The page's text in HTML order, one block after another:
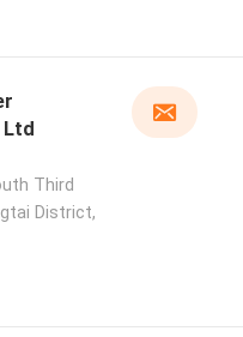
Ltd
Third
District,